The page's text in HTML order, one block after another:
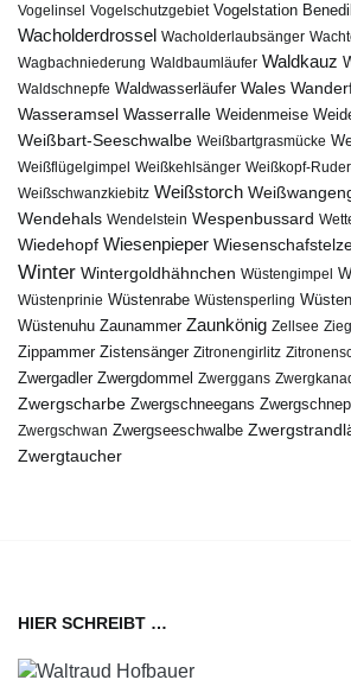
Vogelinsel Vogelschutzgebiet Vogelstation
Wacholderdrossel Wacholderlaubsänger
Wagbachniederung Waldbaumläufer Waldkauz
Waldschnepfe Waldwasserläufer Wales
Wasseramsel Wasserralle Weidenmeise
Weißbart-Seeschwalbe Weißbartgrasmücke
Weißflügelgimpel Weißkehlsänger Weißkopf-
Weißschwanzkiebitz Weißstorch
Wendehals Wendelstein Wespenbussard
Wiedehopf Wiesenpieper
Winter Wintergoldhähnchen Wüstengimpel
Wüstenprinie Wüstenrabe Wüstensperling
Wüstenuhu Zaunammer Zaunkönig Zellsee
Zippammer Zistensänger Zitronengirlitz
Zwergadler Zwergdommel Zwerggans
Zwergscharbe Zwergschneegans
Zwergschwan Zwergseeschwalbe
Zwergtaucher
HIER SCHREIBT …